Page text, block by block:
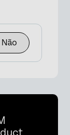
Não